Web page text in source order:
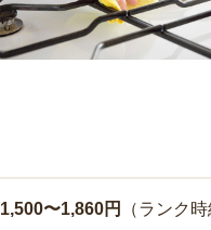
1,500〜1,860円 （ランク